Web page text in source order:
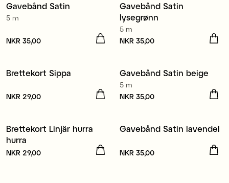
4 for 3
Gavebånd Satin
5 m
Pris :NKR 35,00
NKR 35,00
4 for 3
Gavebånd Satin
lysegrønn
5 m
Pris :NKR 35,00
NKR 35,00
3 for 2
Brettekort Sippa
Pris :NKR 29,00
NKR 29,00
4 for 3
Gavebånd Satin beige
5 m
Pris :NKR 35,00
NKR 35,00
Brettekort Linjär hurra
hurra
Pris :NKR 29,00
NKR 29,00
4 for 3
Gavebånd Satin lavendel
Pris :NKR 35,00
NKR 35,00